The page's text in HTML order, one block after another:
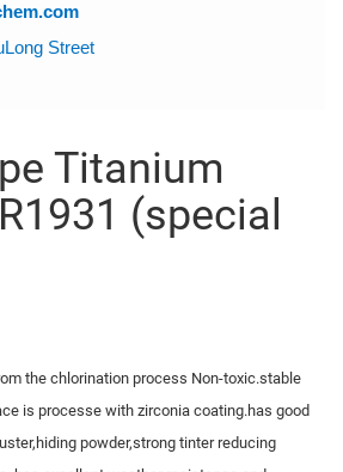
Street
Titanium
(special
the chlorination process Non-toxic.stable
is processe with zirconia coating.has good
powder,strong tinter reducing